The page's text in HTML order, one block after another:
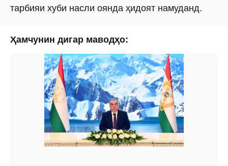
тарбияи хуби насли оянда ҳидоят намуданд.
Ҳамчунин дигар маводҳо: